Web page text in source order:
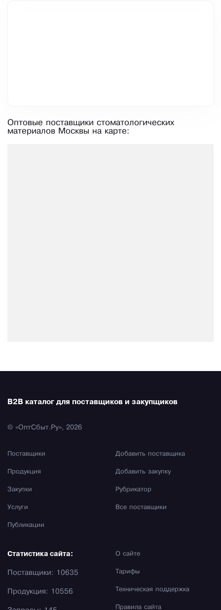
Оптовые поставщики стоматологических
материалов Москвы на карте:
B2B каталог для поставщиков и закупщиков
© «ОптСбыт.Ру», 2026
Поставщики
Продукция
Закупки
Услуги
Публикации
Добавить поставщика
Добавить закупку
Рубрикатор
Все поставщики
О сайте
Тарифы
Техническая поддержка
Правила сайта
Статистика сайта:
Поставщики: 10635
Продукция: 10556